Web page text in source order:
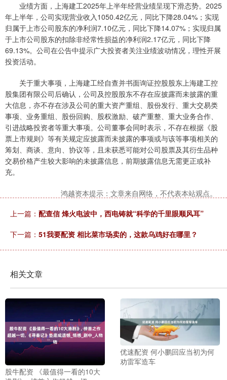
业绩方面，上海建工2025年上半年经营业绩呈现下滑态势。2025
年上半年，公司实现营业收入1050.42亿元，同比下降28.04%；实现
归属于上市公司股东的净利润7.10亿元，同比下降14.07%；实现归属
于上市公司股东的扣除非经常性损益的净利润2.17亿元，同比下降
69.13%。公司在公告中提示广大投资者关注业绩波动情况，理性开展
投资活动。
关于重大事项，上海建工经自查并书面询证控股股东上海建工控
股集团有限公司后确认，公司及控股股东不存在应披露而未披露的重
大信息，亦不存在涉及公司的重大资产重组、股份发行、重大交易类
事项、业务重组、股份回购、股权激励、破产重整、重大业务合作、
引进战略投资者等重大事项。公司董事会同时表示，不存在根据《股
票上市规则》等有关规定应披露而未披露的事项或与该等事项相关的
筹划、商谈、意向、协议等，且未获悉可能对公司股票及其衍生品种
交易价格产生较大影响的未披露信息，前期披露信息无需更正或补
充。
鸿越资本提示：文章来自网络，不代表本站观点。
上一篇： 配查信 烽火电波中，西电铸就“科学的千里眼顺风耳”
下一篇： 51我要配资 相比菜市场卖的，这款乌鸡好在哪里？
相关文章
股牛配资 《最值得一看的10大
优速配资 何小鹏回应当初为何
劝雷军造车